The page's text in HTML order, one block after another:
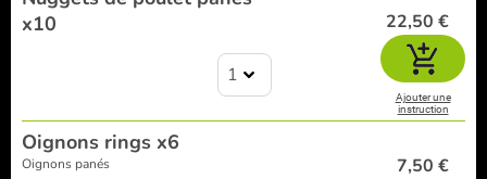
x10
1
22,50 €
Ajouter une
instruction
Oignons rings x6
Oignons panés 7,50 €